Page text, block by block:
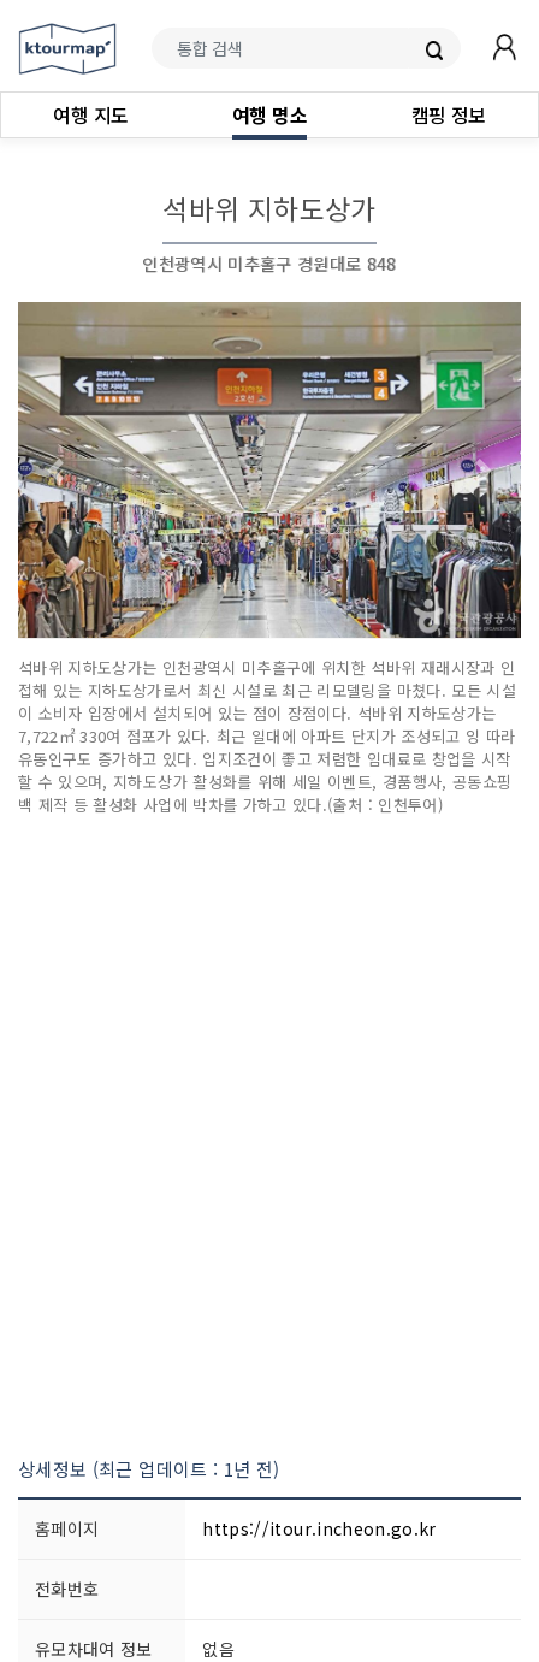
여행 지도 여행 명소 캠핑 정보
석바위 지하도상가
인천광역시 미추홀구 경원대로 848
석바위 지하도상가는 인천광역시 미추홀구에 위치한 석바위 재래시장과 인
접해 있는 지하도상가로서 최신 시설로 최근 리모델링을 마쳤다. 모든 시설
이 소비자 입장에서 설치되어 있는 점이 장점이다. 석바위 지하도상가는
7,722㎡ 330여 점포가 있다. 최근 일대에 아파트 단지가 조성되고 잉 따라
유동인구도 증가하고 있다. 입지조건이 좋고 저렴한 임대료로 창업을 시작
할 수 있으며, 지하도상가 활성화를 위해 세일 이벤트, 경품행사, 공동쇼핑
백 제작 등 활성화 사업에 박차를 가하고 있다.(출처 : 인천투어)
상세정보 (최근 업데이트 : 1년 전)
홈페이지 https://itour.incheon.go.kr
전화번호
유모차대여 정보 없음